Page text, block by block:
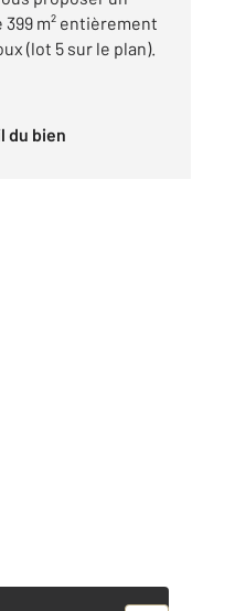
m² entièrement
(lot 5 sur le plan).
du bien